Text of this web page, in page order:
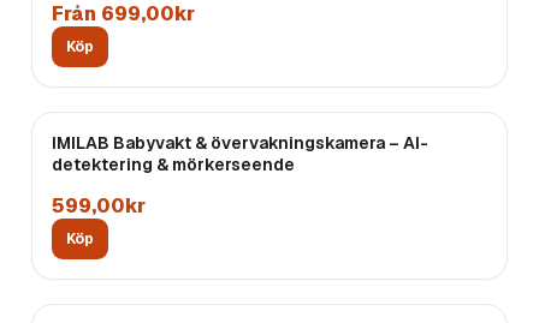
Från 699,00kr
Köp
IMILAB Babyvakt & övervakningskamera – AI-
detektering & mörkerseende
599,00kr
Köp